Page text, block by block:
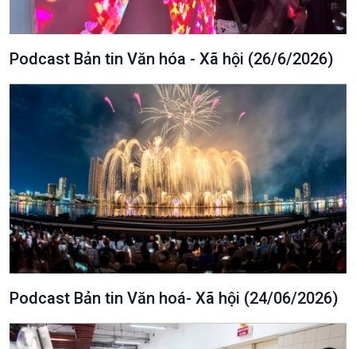
Podcast Bản tin Văn hóa - Xã hội (26/6/2026)
Podcast Bản tin Văn hoá- Xã hội (24/06/2026)